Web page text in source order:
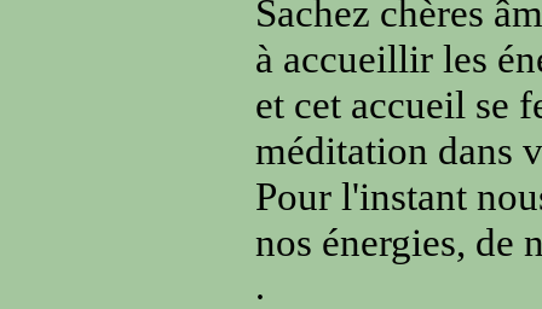
Sachez chères
à accueillir les
et cet accueil se
méditation dans
Pour l'instant
nos énergies, de
.